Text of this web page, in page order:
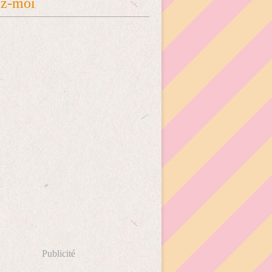
Publicité